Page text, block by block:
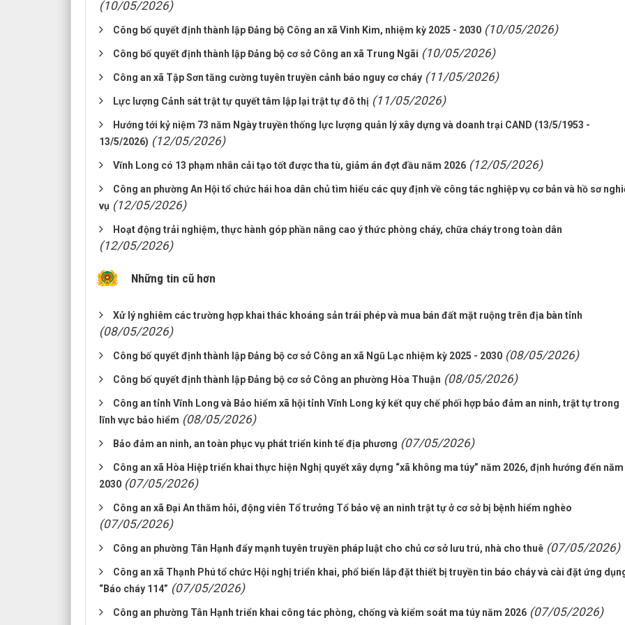
(10/05/2026)
Công bố quyết định thành lập Đảng bộ Công an xã Vinh Kim, nhiệm kỳ 2025 - 2030 (10/05/2026)
Công bố quyết định thành lập Đảng bộ cơ sở Công an xã Trung Ngãi (10/05/2026)
Công an xã Tập Sơn tăng cường tuyên truyền cảnh báo nguy cơ cháy (11/05/2026)
Lực lượng Cảnh sát trật tự quyết tâm lập lại trật tự đô thị (11/05/2026)
Hướng tới kỷ niệm 73 năm Ngày truyền thống lực lượng quản lý xây dựng và doanh trại CAND (13/5/1953 -
13/5/2026) (12/05/2026)
Vĩnh Long có 13 phạm nhân cải tạo tốt được tha tù, giảm án đợt đầu năm 2026 (12/05/2026)
Công an phường An Hội tổ chức hái hoa dân chủ tìm hiểu các quy định về công tác nghiệp vụ cơ bản và hồ sơ
vụ (12/05/2026)
Hoạt động trải nghiệm, thực hành góp phần nâng cao ý thức phòng cháy, chữa cháy trong toàn dân
(12/05/2026)
Những tin cũ hơn
Xử lý nghiêm các trường hợp khai thác khoáng sản trái phép và mua bán đất mặt ruộng trên địa bàn tỉnh
(08/05/2026)
Công bố quyết định thành lập Đảng bộ cơ sở Công an xã Ngũ Lạc nhiệm kỳ 2025 - 2030 (08/05/2026)
Công bố quyết định thành lập Đảng bộ cơ sở Công an phường Hòa Thuận (08/05/2026)
Công an tỉnh Vĩnh Long và Bảo hiểm xã hội tỉnh Vĩnh Long ký kết quy chế phối hợp bảo đảm an ninh, trật tự trong
lĩnh vực bảo hiểm (08/05/2026)
Bảo đảm an ninh, an toàn phục vụ phát triển kinh tế địa phương (07/05/2026)
Công an xã Hòa Hiệp triển khai thực hiện Nghị quyết xây dựng “xã không ma túy” năm 2026, định hướng đến năm
2030 (07/05/2026)
Công an xã Đại An thăm hỏi, động viên Tổ trưởng Tổ bảo vệ an ninh trật tự ở cơ sở bị bệnh hiểm nghèo
(07/05/2026)
Công an phường Tân Hạnh đẩy mạnh tuyên truyền pháp luật cho chủ cơ sở lưu trú, nhà cho thuê (07/05/2026)
Công an xã Thạnh Phú tổ chức Hội nghị triển khai, phổ biến lắp đặt thiết bị truyền tin báo cháy và cài đặt ứng
“Báo cháy 114” (07/05/2026)
Công an phường Tân Hạnh triển khai công tác phòng, chống và kiểm soát ma túy năm 2026 (07/05/2026)